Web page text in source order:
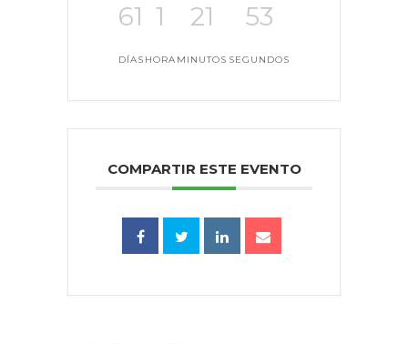
61
DÍAS
1
HORA
21
MINUTOS
52
SEGUNDOS
COMPARTIR ESTE EVENTO